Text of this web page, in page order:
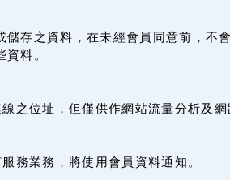
存之資料，在未經會員同意前，不
料。
之位址，但僅供作網站流量分析及
務業務，將使用會員資料通知。